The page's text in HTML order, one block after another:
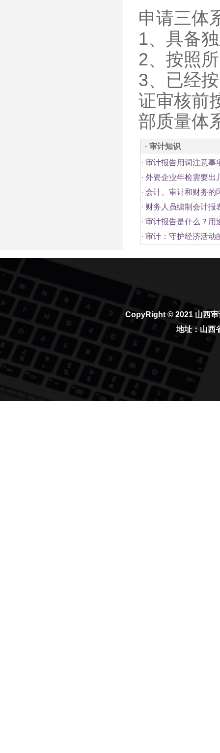
申请三体
1、具备
2、按照
3、已经
证审核前
部质量体
· 审计知识
· 审计报告用词注意事
· 外资企业年检需要出
· 会计、审计和财务的
· 财务人员编制会计报
· 审计报告是什么？用
· 审计：守护经济活动
CopyRight © 2021 山西
地址：山西